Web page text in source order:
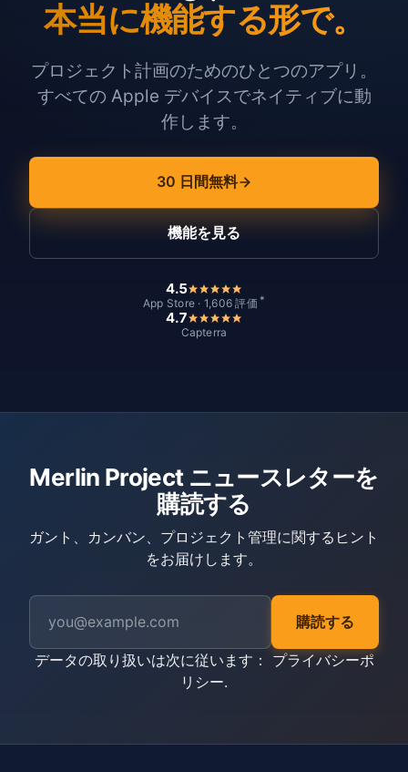
本当に機能する形で。
プロジェクト計画のためのひとつのアプリ。
すべての Apple デバイスでネイティブに動
作します。
30 日間無料
機能を見る
4.5
App Store · 1,606 評価 *
4.7
Capterra
Merlin Project ニュースレターを
購読する
ガント、カンバン、プロジェクト管理に関するヒント
をお届けします。
購読する
データの取り扱いは次に従います： プライバシーポ
リシー.